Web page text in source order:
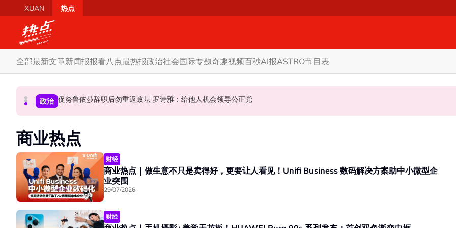
Skip to main content
XUAN 热点
全部最新文章新闻报报看八点最热报政治社会国际专题奇趣视频百秒AI报ASTRO节目表
政治 炮轰哈迪不了解章程 阿兹敏：国盟无“自动退盟”规定
政治 促努鲁依莎辞职后勿重返政坛 罗诗雅：给他人机会领导公正党
国际 泰校园枪击案酿8师生亡 枪手疑遭长期遭霸凌成导火索
商业热点
财经
商业热点｜做生意不只是卖得好，更要让人看见！Unifi Business 数码解决方案助中小微型企
业突围
29/07/2026
财经